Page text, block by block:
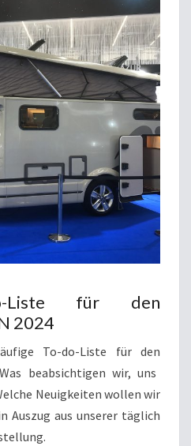
Liste für den
2024
To-do-Liste für den
beabsichtigen wir, uns
Neuigkeiten wollen wir
Auszug aus unserer täglich